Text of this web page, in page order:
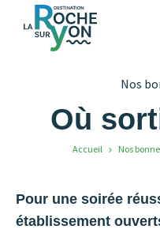
Office
de
Roche
Nos
Où
Accueil Nos
Pour une soirée
établissement